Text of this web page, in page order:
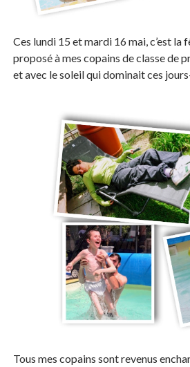
Ces lundi 15 et mardi 16 mai, c’est la
proposé à mes copains de classe de
et avec le soleil qui dominait ces
Tous mes copains sont revenus